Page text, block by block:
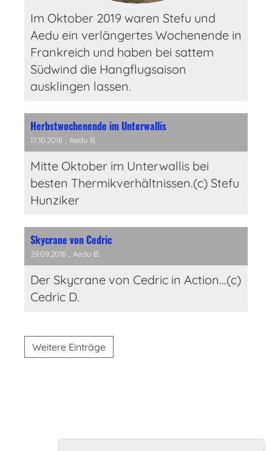
Im Oktober 2019 waren Stefu und
Aedu ein verlängertes Wochenende in
Frankreich und haben bei sattem
Südwind die Hangflugsaison
ausklingen lassen.
Herbstwochenende im Unterwallis
17.10.2018 , Aedu B.
Mitte Oktober im Unterwallis bei
besten Thermikverhältnissen.(c) Stefu
Hunziker
Skycrane von Cedric
29.09.2018 , Aedu B.
Der Skycrane von Cedric in Action...(c)
Cedric D.
Weitere Einträge